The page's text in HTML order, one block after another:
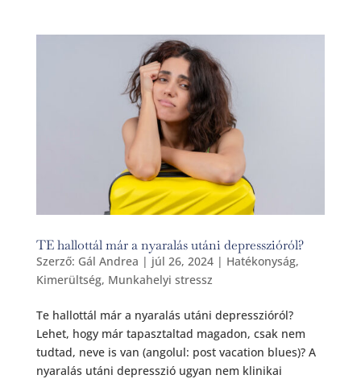
TE hallottál már a nyaralás utáni depresszióról?
Szerző: Gál Andrea | júl 26, 2024| Hatékonyság,
Kimerültség, Munkahelyi stressz
Te hallottál már a nyaralás utáni depresszióról?
Lehet, hogy már tapasztaltad magadon, csak nem
tudtad, neve is van (angolul: post vacation blues)? A
nyaralás utáni depresszió ugyan nem klinikai